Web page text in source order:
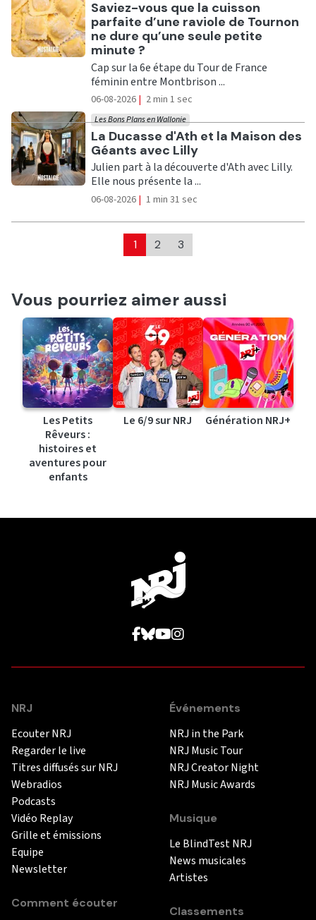
Ecouter
Saviez-vous que la cuisson
parfaite d’une raviole de Tournon
ne dure qu’une seule petite
minute ?
Cap sur la 6e étape du Tour de France
féminin entre Montbrison ...
06-08-2026 | 2 min 1 sec
Ecouter
La Ducasse d'Ath et la Maison des
Géants avec Lilly
Les Bons Plans en Wallonie
Julien part à la découverte d'Ath avec Lilly.
Elle nous présente la ...
06-08-2026 | 1 min 31 sec
1 2 3
Vous pourriez aimer aussi
Les Petits
Rêveurs :
histoires et
aventures pour
enfants
Le 6/9 sur NRJ Génération NRJ+
NRJ
Ecouter NRJ
Regarder le live
Titres diffusés sur NRJ
Webradios
Podcasts
Vidéo Replay
Grille et émissions
Equipe
Newsletter
Comment écouter
Événements
NRJ in the Park
NRJ Music Tour
NRJ Creator Night
NRJ Music Awards
Musique
Le BlindTest NRJ
News musicales
Artistes
Classements